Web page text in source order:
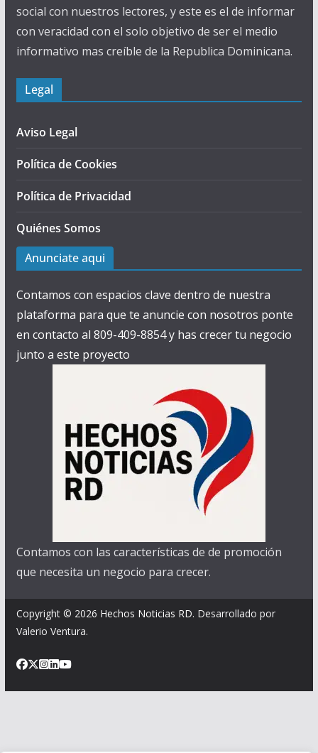
social con nuestros lectores, y este es el de informar
con veracidad con el solo objetivo de ser el medio
informativo mas creíble de la Republica Dominicana.
Legal
Aviso Legal
Política de Cookies
Política de Privacidad
Quiénes Somos
Anunciate aqui
Contamos con espacios clave dentro de nuestra
plataforma para que te anuncie con nosotros ponte
en contacto al 809-409-8854 y has crecer tu negocio
junto a este proyecto
Contamos con las características de de promoción
que necesita un negocio para crecer.
Copyright © 2026 Hechos Noticias RD. Desarrollado por
Valerio Ventura.